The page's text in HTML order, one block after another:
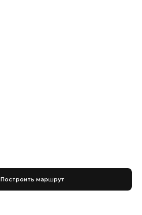
Построить маршрут